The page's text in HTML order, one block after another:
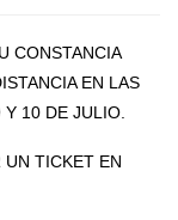
CONSTANCIA
EN LAS
10 DE JULIO.
UN TICKET EN